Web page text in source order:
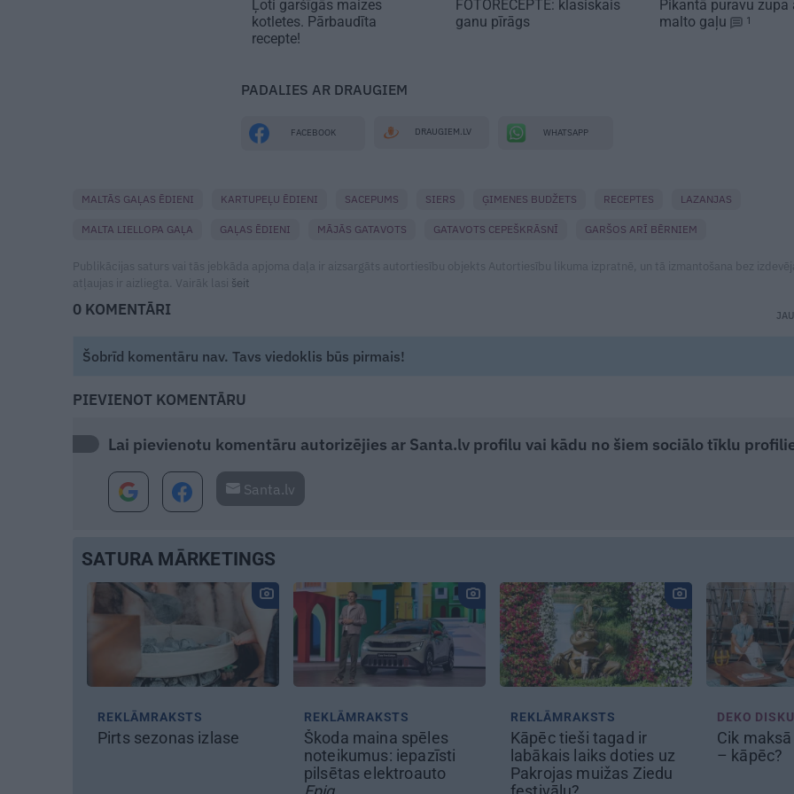
Ļoti garšīgās maizes
kotletes. Pārbaudīta
recepte!
FOTORECEPTE: klasiskais
ganu pīrāgs
Pikantā puravu zupa
malto gaļu
1
PADALIES AR DRAUGIEM
FACEBOOK DRAUGIEM.LV WHATSAPP
MALTĀS GAĻAS ĒDIENI KARTUPEĻU ĒDIENI SACEPUMS SIERS ĢIMENES BUDŽETS RECEPTES LAZANJAS
MALTA LIELLOPA GAĻA GAĻAS ĒDIENI MĀJĀS GATAVOTS GATAVOTS CEPEŠKRĀSNĪ GARŠOS ARĪ BĒRNIEM
Publikācijas saturs vai tās jebkāda apjoma daļa ir aizsargāts autortiesību objekts Autortiesību likuma izpratnē, un tā izmantošana bez
atļaujas ir aizliegta. Vairāk lasi šeit
0 KOMENTĀRI
Šobrīd komentāru nav. Tavs viedoklis būs pirmais!
PIEVIENOT KOMENTĀRU
Lai pievienotu komentāru autorizējies ar Santa.lv profilu vai kādu no šiem sociālo tīklu
Santa.lv
SATURA MĀRKETINGS
REKLĀMRAKSTS
Škoda maina spēles
REKLĀMRAKSTS
Kāpēc tieši tagad ir
labākais laiks doties uz
Pakrojas muižas Ziedu
DEKO DISKUSIJAS
Cik maksā dizainers un
– kāpēc?
Matu